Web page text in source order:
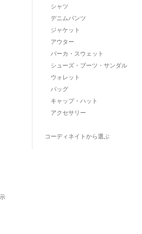
シャツ
デニムパンツ
ジャケット
アウター
パーカ・スウェット
シューズ・ブーツ・サンダル
ウォレット
バッグ
キャップ・ハット
アクセサリー
コーディネイトから選ぶ